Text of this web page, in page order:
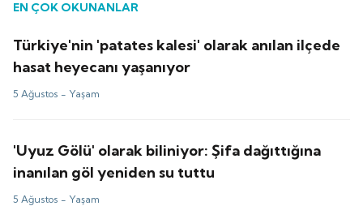
EN ÇOK OKUNANLAR
Türkiye'nin 'patates kalesi' olarak anılan ilçede
hasat heyecanı yaşanıyor
5 Ağustos - Yaşam
'Uyuz Gölü' olarak biliniyor: Şifa dağıttığına
inanılan göl yeniden su tuttu
5 Ağustos - Yaşam